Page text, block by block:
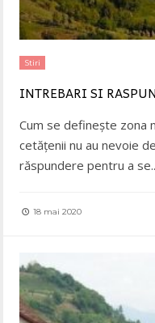
Stiri
INTREBARI SI
Cum se definește zona
cetățenii nu au nevoie
răspundere pentru a se
18 mai 2020